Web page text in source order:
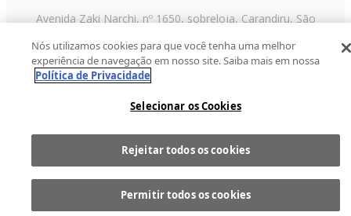
Comprar
Avenida Zaki Narchi, nº 1650, sobreloja, Carandiru, São
2013 Fast Shop - Todos os direitos reservadosRF
Nós utilizamos cookies para que você tenha uma melhor
experiência de navegação em nosso site. Saiba mais em nossa
Política de Privacidade
Selecionar os Cookies
Rejeitar todos os cookies
Permitir todos os cookies